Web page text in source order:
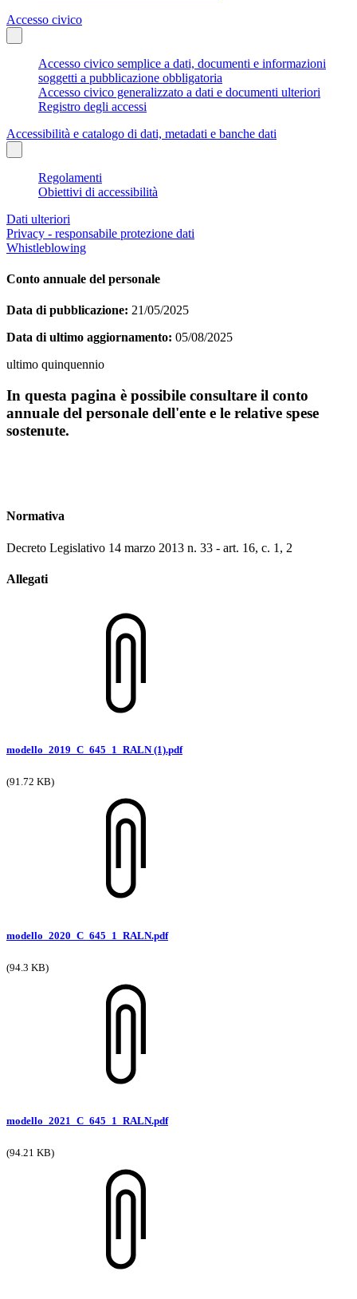
Accesso civico
Accesso civico semplice a dati, documenti e informazioni
soggetti a pubblicazione obbligatoria
Accesso civico generalizzato a dati e documenti ulteriori
Registro degli accessi
Accessibilità e catalogo di dati, metadati e banche dati
Regolamenti
Obiettivi di accessibilità
Dati ulteriori
Privacy - responsabile protezione dati
Whistleblowing
Conto annuale del personale
Data di pubblicazione: 21/05/2025
Data di ultimo aggiornamento: 05/08/2025
ultimo quinquennio
In questa pagina è possibile consultare il conto
annuale del personale dell'ente e le relative spese
sostenute.
Normativa
Decreto Legislativo 14 marzo 2013 n. 33 - art. 16, c. 1, 2
Allegati
modello_2019_C_645_1_RALN (1).pdf
(91.72 KB)
modello_2020_C_645_1_RALN.pdf
(94.3 KB)
modello_2021_C_645_1_RALN.pdf
(94.21 KB)